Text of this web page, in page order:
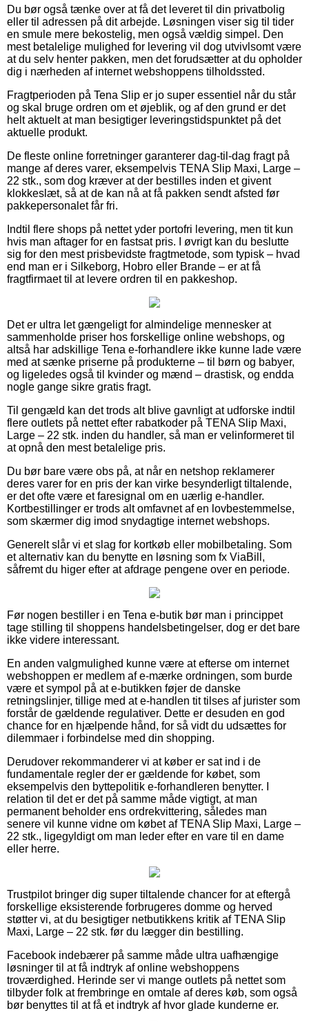
Du bør også tænke over at få det leveret til din privatbolig
eller til adressen på dit arbejde. Løsningen viser sig til tider
en smule mere bekostelig, men også vældig simpel. Den
mest betalelige mulighed for levering vil dog utvivlsomt være
at du selv henter pakken, men det forudsætter at du opholder
dig i nærheden af internet webshoppens tilholdssted.
Fragtperioden på Tena Slip er jo super essentiel når du står
og skal bruge ordren om et øjeblik, og af den grund er det
helt aktuelt at man besigtiger leveringstidspunktet på det
aktuelle produkt.
De fleste online forretninger garanterer dag-til-dag fragt på
mange af deres varer, eksempelvis TENA Slip Maxi, Large –
22 stk., som dog kræver at der bestilles inden et givent
klokkeslæt, så at de kan nå at få pakken sendt afsted før
pakkepersonalet får fri.
Indtil flere shops på nettet yder portofri levering, men tit kun
hvis man aftager for en fastsat pris. I øvrigt kan du beslutte
sig for den mest prisbevidste fragtmetode, som typisk – hvad
end man er i Silkeborg, Hobro eller Brande – er at få
fragtfirmaet til at levere ordren til en pakkeshop.
Det er ultra let gængeligt for almindelige mennesker at
sammenholde priser hos forskellige online webshops, og
altså har adskillige Tena e-forhandlere ikke kunne lade være
med at sænke priserne på produkterne – til børn og babyer,
og ligeledes også til kvinder og mænd – drastisk, og endda
nogle gange sikre gratis fragt.
Til gengæld kan det trods alt blive gavnligt at udforske indtil
flere outlets på nettet efter rabatkoder på TENA Slip Maxi,
Large – 22 stk. inden du handler, så man er velinformeret til
at opnå den mest betalelige pris.
Du bør bare være obs på, at når en netshop reklamerer
deres varer for en pris der kan virke besynderligt tiltalende,
er det ofte være et faresignal om en uærlig e-handler.
Kortbestillinger er trods alt omfavnet af en lovbestemmelse,
som skærmer dig imod snydagtige internet webshops.
Generelt slår vi et slag for kortkøb eller mobilbetaling. Som
et alternativ kan du benytte en løsning som fx ViaBill,
såfremt du higer efter at afdrage pengene over en periode.
Før nogen bestiller i en Tena e-butik bør man i princippet
tage stilling til shoppens handelsbetingelser, dog er det bare
ikke videre interessant.
En anden valgmulighed kunne være at efterse om internet
webshoppen er medlem af e-mærke ordningen, som burde
være et sympol på at e-butikken føjer de danske
retningslinjer, tillige med at e-handlen tit tilses af jurister som
forstår de gældende regulativer. Dette er desuden en god
chance for en hjælpende hånd, for så vidt du udsættes for
dilemmaer i forbindelse med din shopping.
Derudover rekommanderer vi at køber er sat ind i de
fundamentale regler der er gældende for købet, som
eksempelvis den byttepolitik e-forhandleren benytter. I
relation til det er det på samme måde vigtigt, at man
permanent beholder ens ordrekvittering, således man
senere vil kunne vidne om købet af TENA Slip Maxi, Large –
22 stk., ligegyldigt om man leder efter en vare til en dame
eller herre.
Trustpilot bringer dig super tiltalende chancer for at eftergå
forskellige eksisterende forbrugeres domme og herved
støtter vi, at du besigtiger netbutikkens kritik af TENA Slip
Maxi, Large – 22 stk. før du lægger din bestilling.
Facebook indebærer på samme måde ultra uafhængige
løsninger til at få indtryk af online webshoppens
troværdighed. Herinde ser vi mange outlets på nettet som
tilbyder folk at frembringe en omtale af deres køb, som også
bør benyttes til at få et indtryk af hvor glade kunderne er.